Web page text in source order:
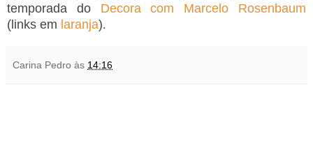
temporada do Decora com Marcelo Rosenbaum
(links em laranja).
Carina Pedro às 14:16